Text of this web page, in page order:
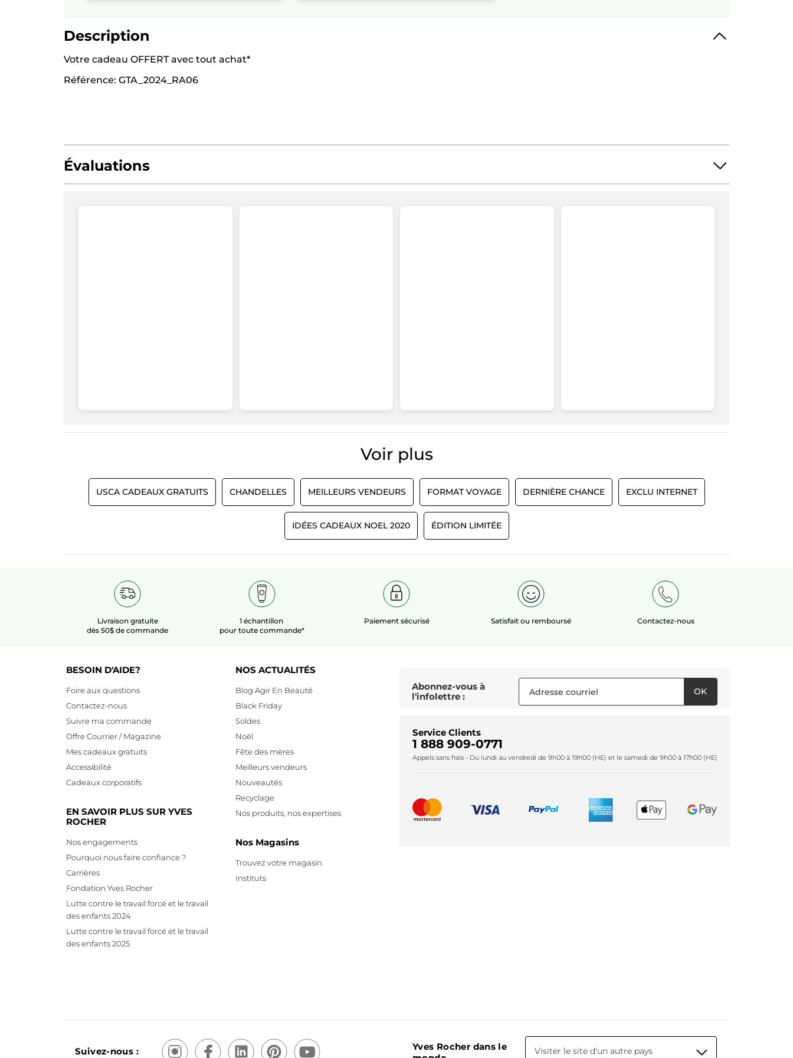
Description
Votre cadeau OFFERT avec tout achat*
Référence: GTA_2024_RA06
Évaluations
Voir plus​
USCA CADEAUX GRATUITS CHANDELLES MEILLEURS VENDEURS FORMAT VOYAGE DERNIÈRE CHANCE EXCLU INTERNET
IDÉES CADEAUX NOEL 2020 ÉDITION LIMITÉE
Livraison gratuite
dès 50$ de commande
1 échantillon
pour toute commande*
Paiement sécurisé Satisfait ou remboursé Contactez-nous
BESOIN D'AIDE?
Foire aux questions
Contactez-nous
Suivre ma commande
Offre Courrier / Magazine
Mes cadeaux gratuits
Accessibilité
Cadeaux corporatifs
EN SAVOIR PLUS SUR YVES
ROCHER
Nos engagements
Pourquoi nous faire confiance ?
Carrières
Fondation Yves Rocher
Lutte contre le travail forcé et le travail
des enfants 2024
Lutte contre le travail forcé et le travail
des enfants 2025
NOS ACTUALITÉS
Blog Agir En Beauté
Black Friday
Soldes
Noël
Fête des mères
Meilleurs vendeurs
Nouveautés
Recyclage
Nos produits, nos expertises
Nos Magasins
Trouvez votre magasin
Instituts
Abonnez-vous à
l'infolettre :
OK
Service Clients
1 888 909-0771
Appels sans frais - Du lundi au vendredi de 9h00 à 19h00 (HE) et le samedi de 9h00 à 17h00 (HE)
Suivez-nous :
Yves Rocher dans le
Visiter le site d'un autre pays